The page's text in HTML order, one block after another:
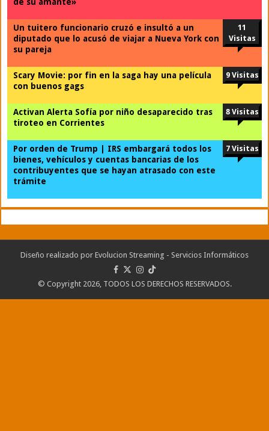
Un tuitero funcionario cruzó e insultó a un
diputado que lo acusó de viajar a Nueva York con
su pareja
11
Visitas
Scary Movie: por fin en la saga hay una película
con buenos gags
9 Visitas
Activan Alerta Sofía por niño desaparecido tras
tiroteo en Corrientes
8 Visitas
Por orden de Trump | IRS embargará todos los
bienes, vehículos y cuentas bancarias de los
contribuyentes que se hayan atrasado con este
trámite
7 Visitas
Diseño realizado por Evolucion Streaming - Servicios Informáticos
© Copyright 2026, TODOS LOS DERECHOS RESERVADOS.